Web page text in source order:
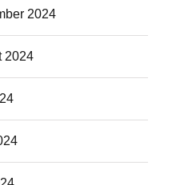
2024
2024